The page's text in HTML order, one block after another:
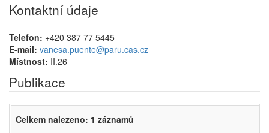
Kontaktní údaje
Telefon: +420 387 77 5445
E-mail: vanesa.puente@paru.cas.cz
Místnost: II.26
Publikace
Celkem nalezeno: 1 záznamů